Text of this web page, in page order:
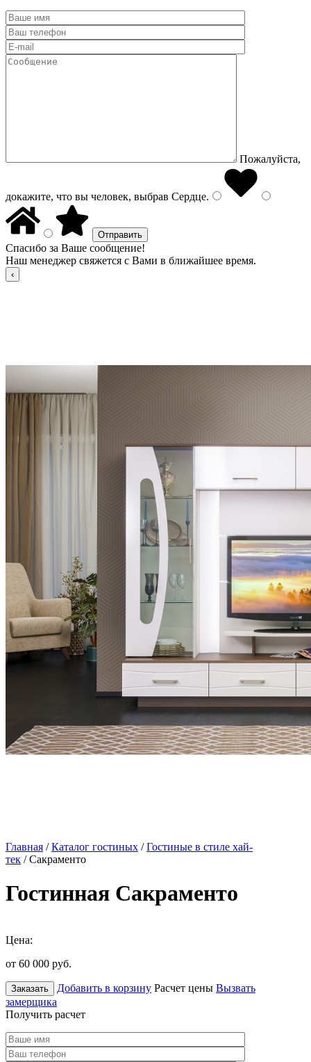
Пожалуйста,
докажите, что вы человек, выбрав Сердце.
Спасибо за Ваше сообщение!
Наш менеджер свяжется с Вами в ближайшее время.
Главная /Каталог гостиных /Гостиные в стиле хай-
тек / Сакраменто
Гостинная Сакраменто
Цена:
от 60 000 руб.
Заказать Добавить в корзину Расчет цены Вызвать
замерщика
Получить расчет